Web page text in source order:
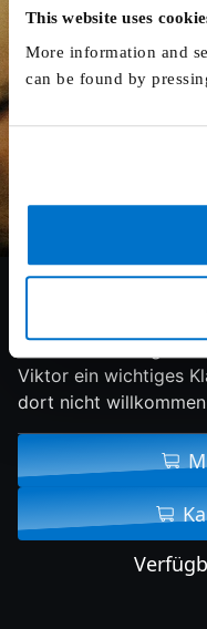
This website uses
More information and
can be found by
An ihrem
Viktor ein wichtiges
dort nicht